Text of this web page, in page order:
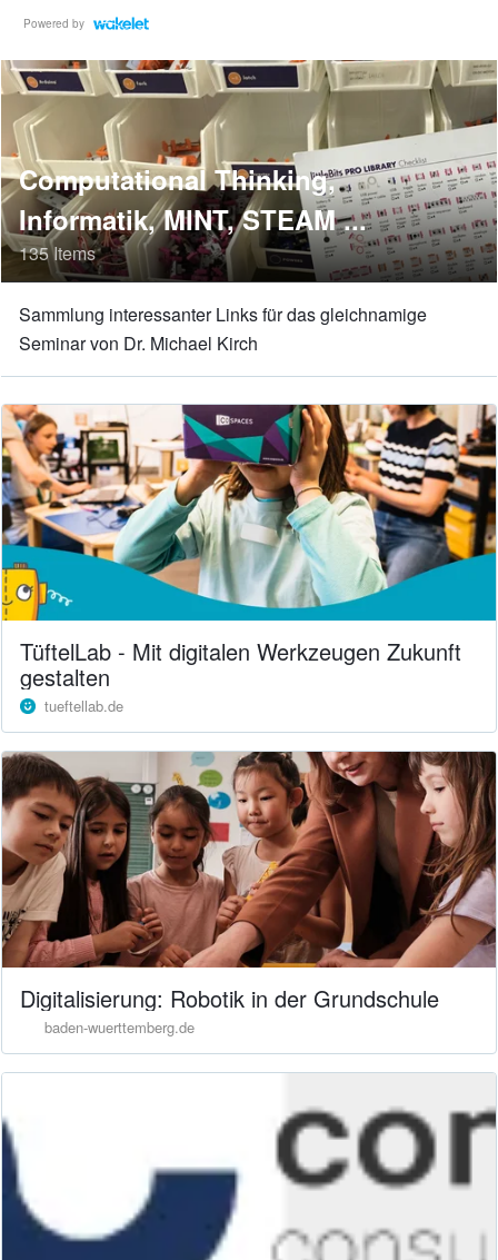
Powered by
Computational Thinking,
Informatik, MINT, STEAM ...
135 Items
Sammlung interessanter Links für das gleichnamige
Seminar von Dr. Michael Kirch
TüftelLab - Mit digitalen Werkzeugen Zukunft
gestalten
tueftellab.de
Digitalisierung: Robotik in der Grundschule
baden-wuerttemberg.de